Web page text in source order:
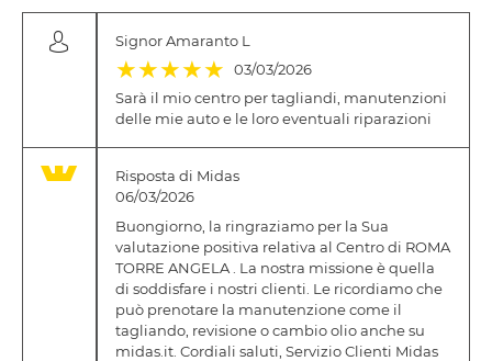
Signor Amaranto L
(*)
★ (*)
★ (*)
★ (*)
★ (*)
★
03/03/2026
Sarà il mio centro per tagliandi, manutenzioni
delle mie auto e le loro eventuali riparazioni
Risposta di Midas
06/03/2026
Buongiorno, la ringraziamo per la Sua
valutazione positiva relativa al Centro di ROMA
TORRE ANGELA . La nostra missione è quella
di soddisfare i nostri clienti. Le ricordiamo che
può prenotare la manutenzione come il
tagliando, revisione o cambio olio anche su
midas.it. Cordiali saluti, Servizio Clienti Midas